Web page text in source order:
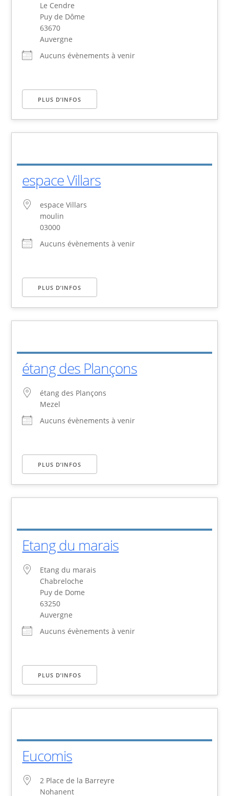
Le Cendre
Puy de Dôme
63670
Auvergne
Aucuns évènements à venir
PLUS D’INFOS
espace Villars
espace Villars
moulin
03000
Aucuns évènements à venir
PLUS D’INFOS
étang des Plançons
étang des Plançons
Mezel
Aucuns évènements à venir
PLUS D’INFOS
Etang du marais
Etang du marais
Chabreloche
Puy de Dome
63250
Auvergne
Aucuns évènements à venir
PLUS D’INFOS
Eucomis
2 Place de la Barreyre
Nohanent